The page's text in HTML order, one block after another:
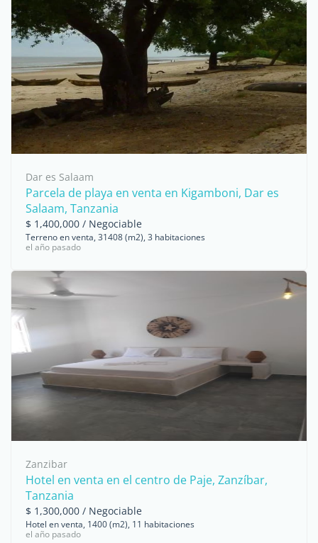
Dar es Salaam
Parcela de playa en venta en Kigamboni, Dar es
Salaam, Tanzania
$ 1,400,000 / Negociable
Terreno en venta, 31408 (m2), 3 habitaciones
el año pasado
Zanzibar
Hotel en venta en el centro de Paje, Zanzíbar,
Tanzania
$ 1,300,000 / Negociable
Hotel en venta, 1400 (m2), 11 habitaciones
el año pasado